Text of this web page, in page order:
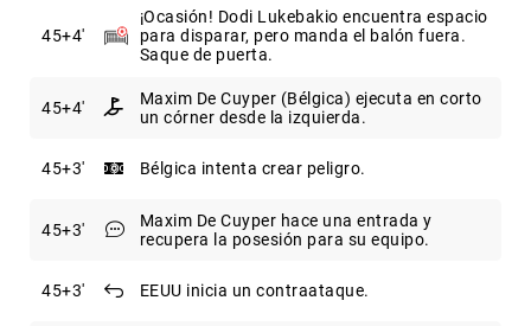
45+4
¡Ocasión! Dodi Lukebakio encuentra espacio
para disparar, pero manda el balón fuera.
Saque de puerta.
45+4
Maxim De Cuyper (Bélgica) ejecuta en corto
un córner desde la izquierda.
45+3 Bélgica intenta crear peligro.
45+3
Maxim De Cuyper hace una entrada y
recupera la posesión para su equipo.
45+3 EEUU inicia un contraataque.